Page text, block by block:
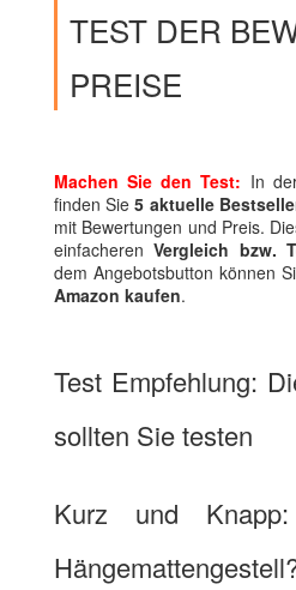
TEST DER
PREISE
Machen Sie den Test: In
finden Sie 5 aktuelle
mit Bewertungen und Preis.
einfacherenVergleich bzw.
dem Angebotsbutton können
Amazon kaufen.
Test Empfehlung:
sollten Sie testen
Kurz und